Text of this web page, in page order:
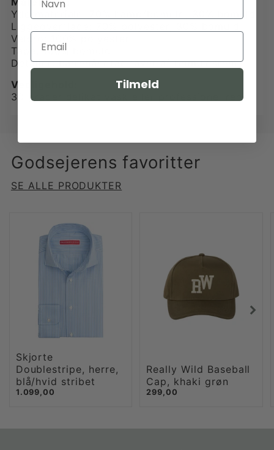
Ydermateriale: 70% hamp/bomuld, 30% bomuld
Liggeoverflade: 70% polyester, 30% bomuld
Velcro: 100% polyester
Tape: 100% bomuld
Detaljer: bærehåndtag lavet af bomuldsrem
Vedligehold:
30 grader delikat vask eller professionel rens
Godsejerens favoritter
SE ALLE PRODUKTER
Skjorte
Doublestripe, herre,
blå/hvid stribet
1.099,00
Really Wild Baseball
Cap, khaki grøn
299,00
Tilmeld